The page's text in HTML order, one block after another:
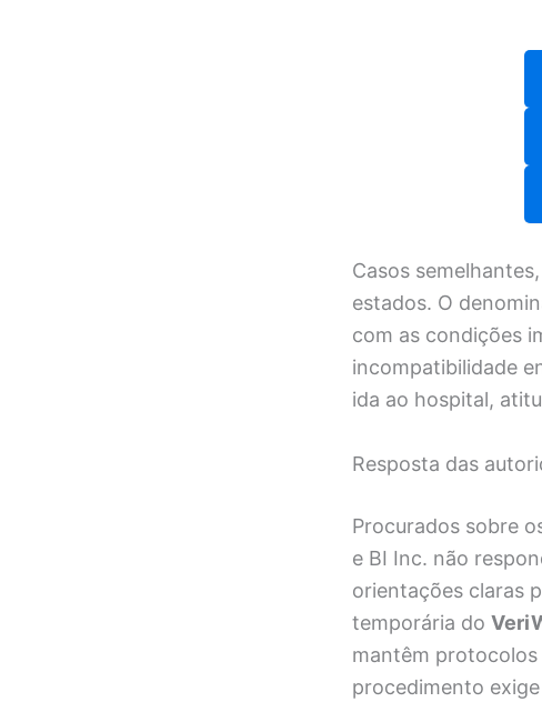
Casos
estados. O
com as condições
incompatibilidade
ida ao hospital,
Resposta das
Procurados sobre
e BI Inc. não
orientações claras
temporária do
mantêm protocolos
procedimento